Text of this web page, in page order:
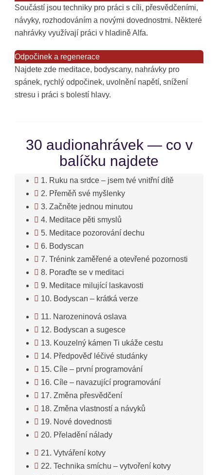
Součástí jsou techniky pro práci s cíli, přesvědčeními,
návyky, rozhodováním a novými dovednostmi. Některé
nahrávky využívají práci v hladině Alfa.
Odpočinek a regenerace
Najdete zde meditace, bodyscany, nahrávky pro
spánek, rychlý odpočinek, uvolnění napětí, snížení
stresu i práci s bolestí hlavy.
30 audionahrávek — co v
balíčku najdete
1. Ruku na srdce – jsem tvé vnitřní dítě
2. Přeměň své myšlenky
3. Začněte jednou minutou
4. Meditace pěti smyslů
5. Meditace pozorování dechu
6. Bodyscan
7. Trénink zaměřené a otevřené pozornosti
8. Poraďte se v meditaci
9. Meditace milující laskavosti
10. Bodyscan – krátká verze
11. Narozeninová oslava
12. Bodyscan a sugesce
13. Kouzelný kámen Ti ukáže cestu
14. Předpověď léčivé studánky
15. Cíle – první programování
16. Cíle – navazující programování
17. Změna přesvědčení
18. Změna vlastností a návyků
19. Nové dovednosti
20. Přeladění nálady
21. Vytváření kotvy
22. Technika smíchu – vytvoření kotvy